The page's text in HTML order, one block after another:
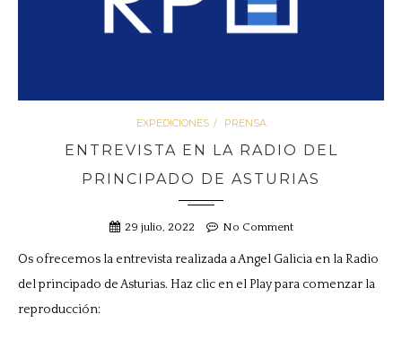
EXPEDICIONES PRENSA
ENTREVISTA EN LA RADIO DEL
PRINCIPADO DE ASTURIAS
29 julio, 2022 No Comment
Os ofrecemos la entrevista realizada a Angel Galicia en la Radio
del principado de Asturias. Haz clic en el Play para comenzar la
reproducción: